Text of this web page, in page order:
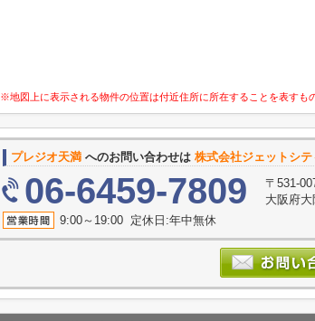
※地図上に表示される物件の位置は付近住所に所在することを表すも
プレジオ天満 へのお問い合わせは 株式会社ジェットシ
06-6459-7809
〒531-
大阪府
9:00～19:00 定休日:年中無休